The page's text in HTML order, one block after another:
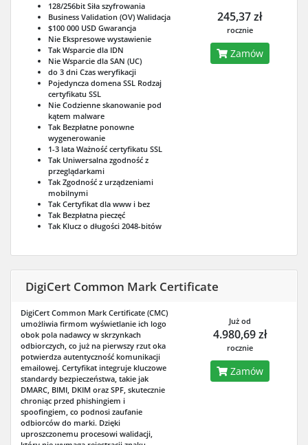
128/256bit Siła szyfrowania
Business Validation (OV) Walidacja
$100 000 USD Gwarancja
Nie Ekspresowe wystawienie
Tak Wsparcie dla IDN
Nie Wsparcie dla SAN (UC)
do 3 dni Czas weryfikacji
Pojedyncza domena SSL Rodzaj
certyfikatu SSL
Nie Codzienne skanowanie pod
kątem malware
Tak Bezpłatne ponowne
wygenerowanie
1-3 lata Ważność certyfikatu SSL
Tak Uniwersalna zgodność z
przeglądarkami
Tak Zgodność z urządzeniami
mobilnymi
Tak Certyfikat dla www i bez
Tak Bezpłatna pieczęć
Tak Klucz o długości 2048-bitów
245,37 zł
rocznie
Zamów
DigiCert Common Mark Certificate
DigiCert Common Mark Certificate (CMC)
umożliwia firmom wyświetlanie ich logo
obok pola nadawcy w skrzynkach
odbiorczych, co już na pierwszy rzut oka
potwierdza autentyczność komunikacji
emailowej. Certyfikat integruje kluczowe
standardy bezpieczeństwa, takie jak
DMARC, BIMI, DKIM oraz SPF, skutecznie
chroniąc przed phishingiem i
spoofingiem, co podnosi zaufanie
odbiorców do marki. Dzięki
uproszczonemu procesowi walidacji,
Już od
4.980,69 zł
rocznie
Zamów